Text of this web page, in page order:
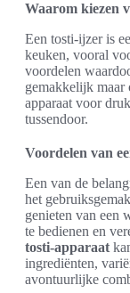
Waarom kiezen
Een tosti-ijzer is
keuken, vooral
voordelen
gemakkelijk maar
apparaat voor
tussendoor.
Voordelen van
Een van de
het
genieten van een
te bedienen en
tosti-apparaat
ingrediënten,
avontuurlijke